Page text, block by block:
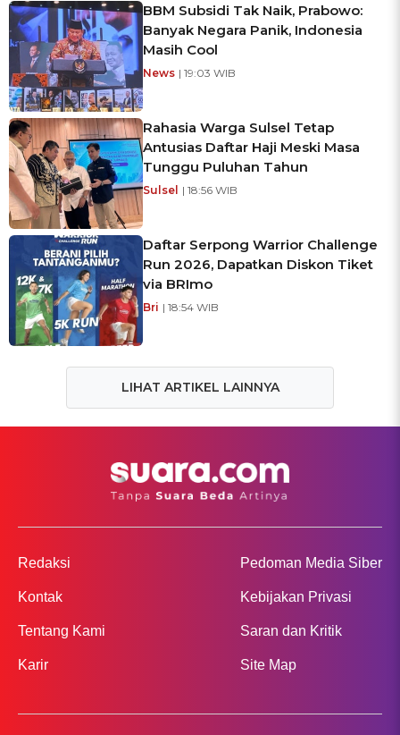
BBM Subsidi Tak Naik, Prabowo:
Banyak Negara Panik, Indonesia
Masih Cool
News | 19:03 WIB
Rahasia Warga Sulsel Tetap
Antusias Daftar Haji Meski Masa
Tunggu Puluhan Tahun
Sulsel | 18:56 WIB
Daftar Serpong Warrior Challenge
Run 2026, Dapatkan Diskon Tiket
via BRImo
Bri | 18:54 WIB
LIHAT ARTIKEL LAINNYA
Redaksi
Kontak
Tentang Kami
Karir
Pedoman Media Siber
Kebijakan Privasi
Saran dan Kritik
Site Map